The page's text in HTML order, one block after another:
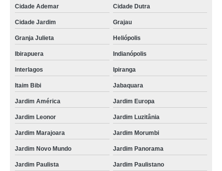
Cidade Ademar Cidade Dutra
Cidade Jardim Grajau
Granja Julieta Heliópolis
Ibirapuera Indianópolis
Interlagos Ipiranga
Itaim Bibi Jabaquara
Jardim América Jardim Europa
Jardim Leonor Jardim Luzitânia
Jardim Marajoara Jardim Morumbi
Jardim Novo Mundo Jardim Panorama
Jardim Paulista Jardim Paulistano